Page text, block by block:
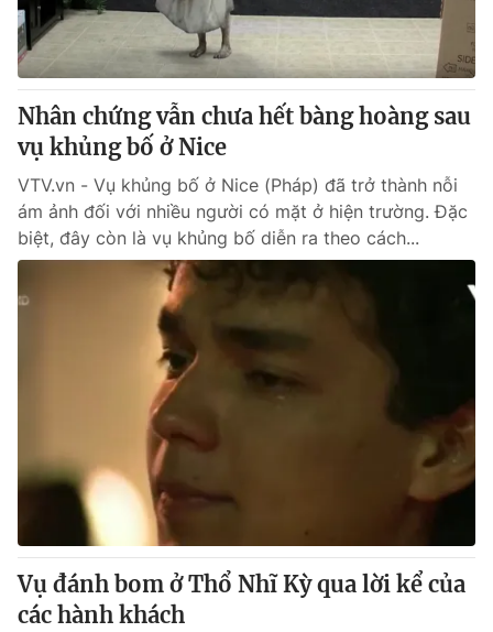
Sản phẩm
Thị trường
Tư vấn
Lịch phát sóng
Chuyên mục khác
Emagazine Podcast
Photo Infographic
VTV Thể thao
Thị trường 24h
VTV4 Vươn mình bằng AI
Nhân chứng vẫn chưa hết bàng hoàng sau
vụ khủng bố ở Nice
VTV.vn - Vụ khủng bố ở Nice (Pháp) đã trở thành nỗi
ám ảnh đối với nhiều người có mặt ở hiện trường. Đặc
biệt, đây còn là vụ khủng bố diễn ra theo cách...
Vụ đánh bom ở Thổ Nhĩ Kỳ qua lời kể của
các hành khách